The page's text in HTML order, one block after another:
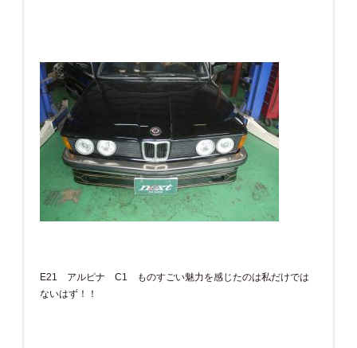
E21 アルピナ C1 ものすごい魅力を感じたのは私だけでは
ないはず！！